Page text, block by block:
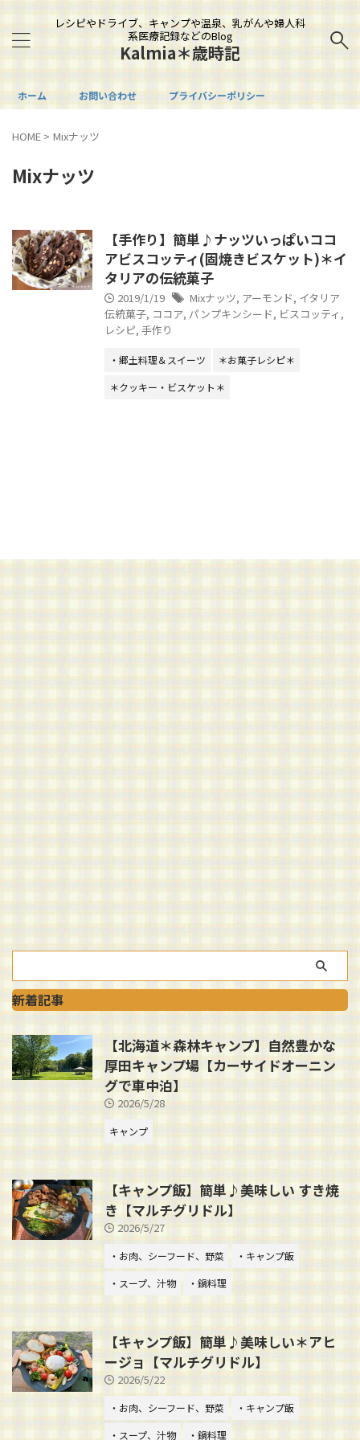
レシピやドライブ、キャンプや温泉、乳がんや婦人科
系医療記録などのBlog
Kalmia＊歳時記
ホーム お問い合わせ プライバシーポリシー
HOME > Mixナッツ
Mixナッツ
【手作り】簡単♪ナッツいっぱいココ
アビスコッティ(固焼きビスケット)＊イ
タリアの伝統菓子
2019/1/19 Mixナッツ, アーモンド, イタリア
伝統菓子, ココア, パンプキンシード, ビスコッティ ,
レシピ, 手作り
・郷土料理＆スイーツ
＊お菓子レシピ＊
＊クッキー・ビスケット＊
新着記事
【北海道＊森林キャンプ】自然豊かな
厚田キャンプ場【カーサイドオーニン
グで車中泊】
2026/5/28
キャンプ
【キャンプ飯】簡単♪美味しい すき焼
き【マルチグリドル】
2026/5/27
・お肉、シーフード、野菜
・キャンプ飯
・スープ、汁物
・鍋料理
【キャンプ飯】簡単♪美味しい＊アヒ
ージョ【マルチグリドル】
2026/5/22
・お肉、シーフード、野菜
・キャンプ飯
・スープ、汁物
・鍋料理